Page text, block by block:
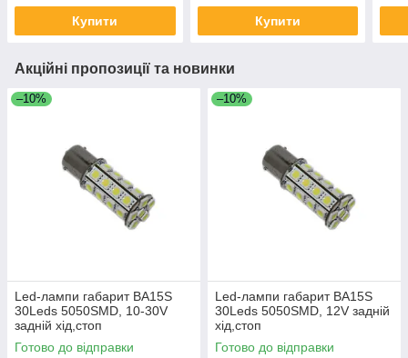
Купити Купити
Акційні пропозиції та новинки
–10%
Led-лампи габарит BA15S
30Leds 5050SMD, 10-30V
задній хід,стоп
Готово до відправки
–10%
Led-лампи габарит BA15S
30Leds 5050SMD, 12V задній
хід,стоп
Готово до відправки